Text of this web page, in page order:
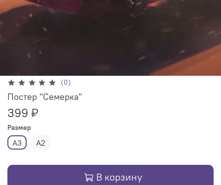
(0)
Постер "Семерка"
399 ₽
Размер
А3 А2
В корзину